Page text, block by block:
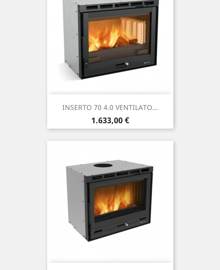
INSERTO 70 4.0 VENTILATO...
Precio
1.633,00 €